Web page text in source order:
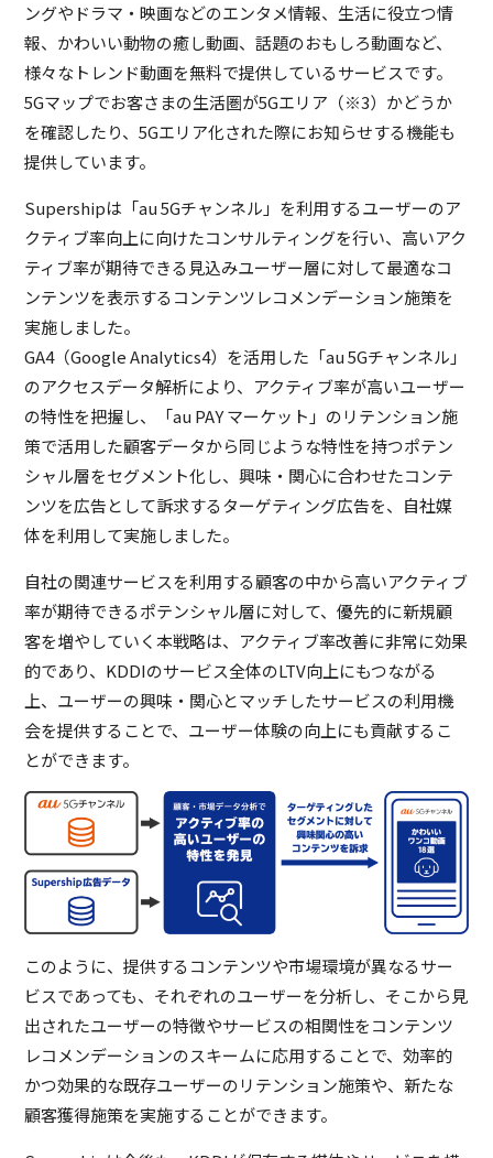
ングやドラマ・映画などのエンタメ情報、生活に役立つ情
報、かわいい動物の癒し動画、話題のおもしろ動画など、
様々なトレンド動画を無料で提供しているサービスです。
5Gマップでお客さまの生活圏が5Gエリア（※3）かどうか
を確認したり、5Gエリア化された際にお知らせする機能も
提供しています。
Supershipは「au 5Gチャンネル」を利用するユーザーのア
クティブ率向上に向けたコンサルティングを行い、高いアク
ティブ率が期待できる見込みユーザー層に対して最適なコ
ンテンツを表示するコンテンツレコメンデーション施策を
実施しました。
GA4（Google Analytics4）を活用した「au 5Gチャンネル」
のアクセスデータ解析により、アクティブ率が高いユーザー
の特性を把握し、「au PAY マーケット」のリテンション施
策で活用した顧客データから同じような特性を持つポテン
シャル層をセグメント化し、興味・関心に合わせたコンテ
ンツを広告として訴求するターゲティング広告を、自社媒
体を利用して実施しました。
自社の関連サービスを利用する顧客の中から高いアクティブ
率が期待できるポテンシャル層に対して、優先的に新規顧
客を増やしていく本戦略は、アクティブ率改善に非常に効果
的であり、KDDIのサービス全体のLTV向上にもつながる
上、ユーザーの興味・関心とマッチしたサービスの利用機
会を提供することで、ユーザー体験の向上にも貢献するこ
とができます。
このように、提供するコンテンツや市場環境が異なるサー
ビスであっても、それぞれのユーザーを分析し、そこから見
出されたユーザーの特徴やサービスの相関性をコンテンツ
レコメンデーションのスキームに応用することで、効率的
かつ効果的な既存ユーザーのリテンション施策や、新たな
顧客獲得施策を実施することができます。